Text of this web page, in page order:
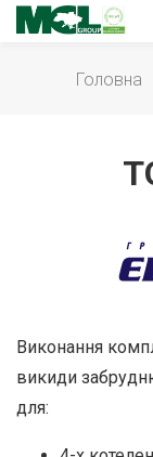
Головна
Виконання
викиди
для: